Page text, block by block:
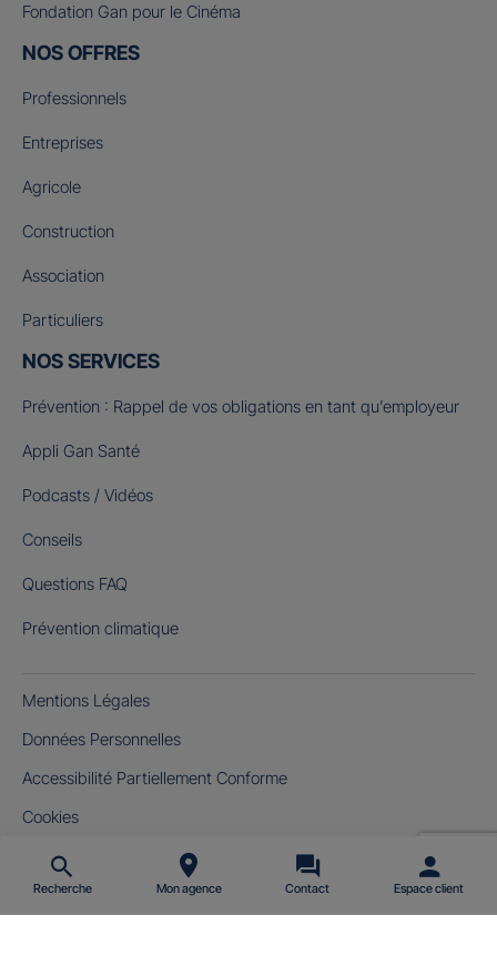
Recherche Mon agence Contact Espace client
Fondation Gan pour le Cinéma
NOS OFFRES
Professionnels
Entreprises
Agricole
Construction
Association
Particuliers
NOS SERVICES
Prévention : Rappel de vos obligations en tant qu’employeur
Appli Gan Santé
Podcasts / Vidéos
Conseils
Questions FAQ
Prévention climatique
Mentions Légales
Données Personnelles
Accessibilité Partiellement Conforme
Cookies
Gérer mes cookies